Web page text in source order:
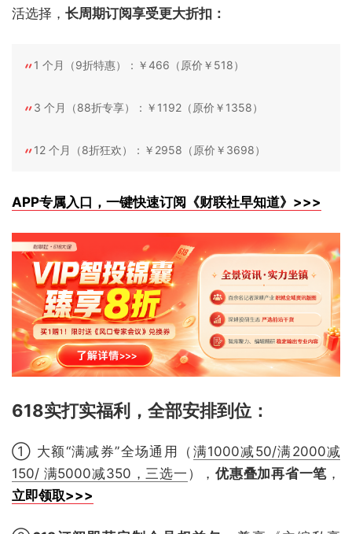
活选择， 长周期订阅享受更大折扣：
1 个月（9折特惠）：￥466（原价￥518）
3 个月（88折专享）：￥1192（原价￥1358）
12 个月（8折狂欢）：￥2958（原价￥3698）
APP专属入口，一键快速订阅《财联社早知道》>>>
618实打实福利，全部安排到位 ：
① 大额“满减券”全场通用（ 满1000减50/满2000减
150/ 满5000减350，三选一 ），优惠叠加再省一笔 ，
立即领取>>>